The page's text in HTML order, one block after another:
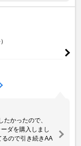
かったので、
ダを購入しまし
ので引き続きAA